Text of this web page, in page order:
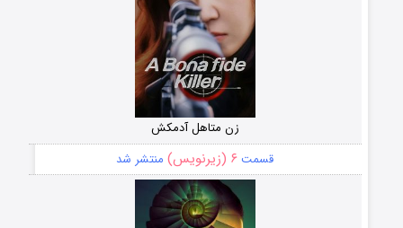
زن متاهل آدمکش
قسمت ۶ (زیرنویس) منتشر شد